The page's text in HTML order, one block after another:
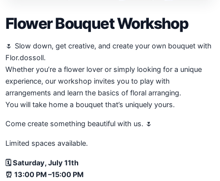
Flower Bouquet Workshop
🌷 Slow down, get creative, and create your own bouquet with
Flor.dossoll.
Whether you’re a flower lover or simply looking for a unique
experience, our workshop invites you to play with
arrangements and learn the basics of floral arranging.
You will take home a bouquet that’s uniquely yours.
Come create something beautiful with us. 🌷
Limited spaces available.
🗓 Saturday, July 11th
⏰ 13:00 PM –15:00 PM